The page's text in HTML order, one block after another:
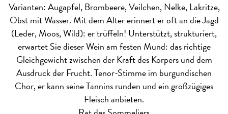
Varianten: Augapfel, Brombeere, Veilchen, Nelke, Lakritze,
Obst mit Wasser. Mit dem Alter erinnert er oft an die Jagd
(Leder, Moos, Wild): er trüffeln! Unterstützt, strukturiert,
erwartet Sie dieser Wein am festen Mund: das richtige
Gleichgewicht zwischen der Kraft des Körpers und dem
Ausdruck der Frucht. Tenor-Stimme im burgundischen
Chor, er kann seine Tannins runden und ein großzügiges
Fleisch anbieten.